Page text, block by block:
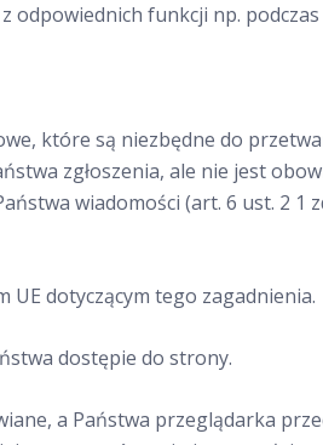
funkcji np.
które są niezbędne do
zgłoszenia, ale nie jest
wiadomości (art. 6 ust. 2 1
dotyczącym tego zagadnienia.
dostępie do strony.
a Państwa przeglądarka